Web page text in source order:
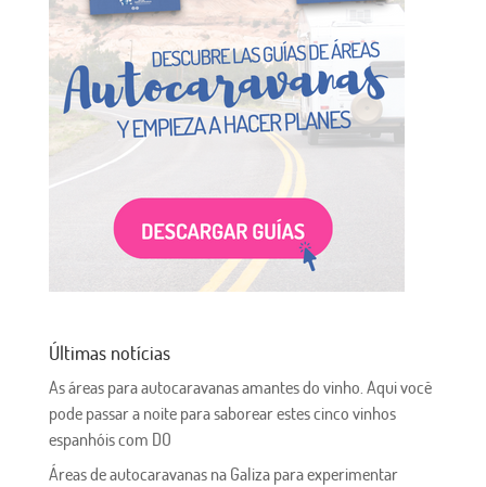
Últimas notícias
As áreas para autocaravanas amantes do vinho. Aqui você
pode passar a noite para saborear estes cinco vinhos
espanhóis com DO
Áreas de autocaravanas na Galiza para experimentar